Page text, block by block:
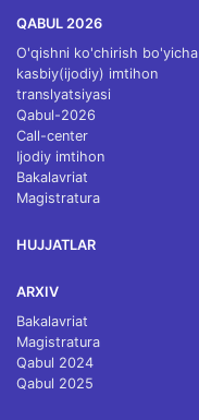
QABUL 2026
O'qishni ko'chirish bo'yicha
kasbiy(ijodiy) imtihon
translyatsiyasi
Qabul-2026
Call-center
Ijodiy imtihon
Bakalavriat
Magistratura
HUJJATLAR
ARXIV
Bakalavriat
Magistratura
Qabul 2024
Qabul 2025